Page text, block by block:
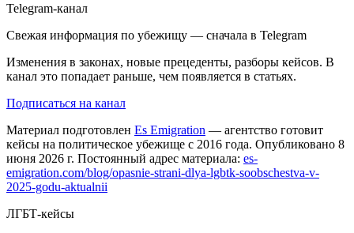
Telegram-канал
Свежая информация по убежищу — сначала в Telegram
Изменения в законах, новые прецеденты, разборы кейсов. В
канал это попадает раньше, чем появляется в статьях.
Подписаться на канал
Материал подготовлен Es Emigration — агентство готовит
кейсы на политическое убежище с 2016 года. Опубликовано 8
июня 2026 г. Постоянный адрес материала: es-
emigration.com/blog/opasnie-strani-dlya-lgbtk-soobschestva-v-
2025-godu-aktualnii
ЛГБТ-кейсы